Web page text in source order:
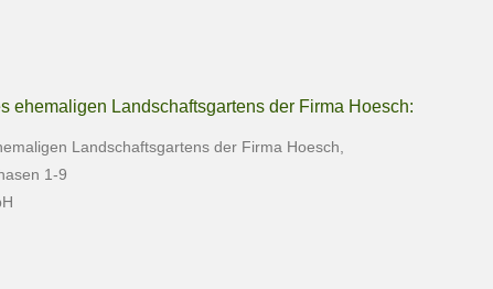
ehemaligen Landschaftsgartens der Firma Hoesch:
Landschaftsgartens der Firma Hoesch,
1-9